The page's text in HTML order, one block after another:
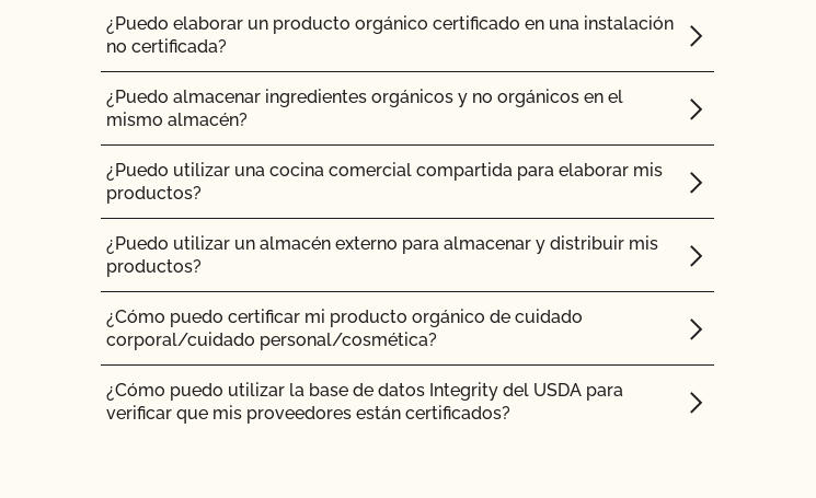
¿Pueden pastar animales no ecológicos en tierras orgánicas?
¿Pueden los animales no orgánicos llegar a ser orgánicos?
¿Se puede dar pienso suplementario?
¿Es necesario que los complementos y aditivos para piensos tengan
certificación orgánica?
¿Tienen que ser orgánicos mis trasplantes?
¿Certifica el CCOF los productos de cáñamo?
¿Ofrece el CCOF la Certificación de Transición?
¿Puedo elaborar un producto orgánico certificado en una instalación
no certificada?
¿Puedo almacenar ingredientes orgánicos y no orgánicos en el
mismo almacén?
¿Puedo utilizar una cocina comercial compartida para elaborar mis
productos?
¿Puedo utilizar un almacén externo para almacenar y distribuir mis
productos?
¿Cómo puedo certificar mi producto orgánico de cuidado
corporal/cuidado personal/cosmética?
¿Cómo puedo utilizar la base de datos Integrity del USDA para
verificar que mis proveedores están certificados?